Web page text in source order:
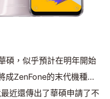
碩，似乎預計在明年開始
成ZenFone的末代機種…
近還傳出了華碩申請了不